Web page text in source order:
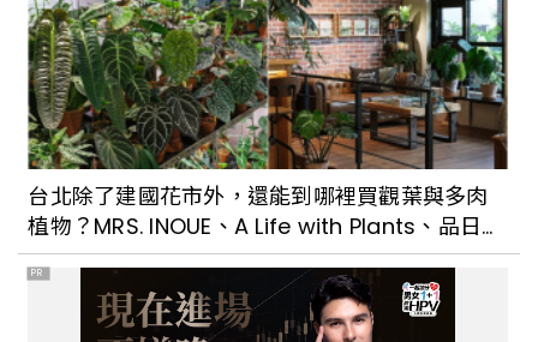
台北除了建國花市外，還能到哪裡買觀葉與多肉
植物？MRS. INOUE、A Life with Plants、品日
子…每一間都好好逛
PR